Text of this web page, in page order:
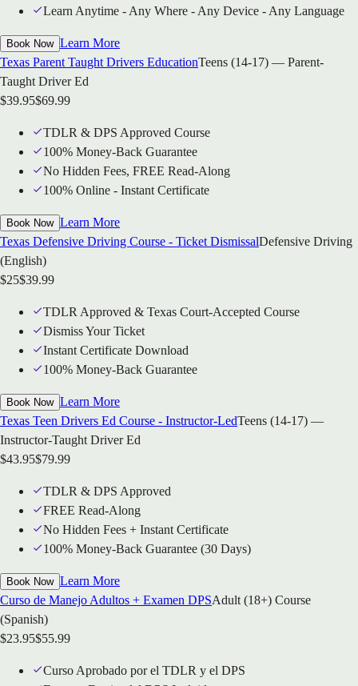
Learn Anytime - Any Where - Any Device - Any Language
Book Now Learn More
Texas Parent Taught Drivers EducationTeens (14-17) — Parent-
Taught Driver Ed
$39.95$69.99
TDLR & DPS Approved Course
100% Money-Back Guarantee
No Hidden Fees, FREE Read-Along
100% Online - Instant Certificate
Book Now Learn More
Texas Defensive Driving Course - Ticket DismissalDefensive Driving
(English)
$25$39.99
TDLR Approved & Texas Court-Accepted Course
Dismiss Your Ticket
Instant Certificate Download
100% Money-Back Guarantee
Book Now Learn More
Texas Teen Drivers Ed Course - Instructor-LedTeens (14-17) —
Instructor-Taught Driver Ed
$43.95$79.99
TDLR & DPS Approved
FREE Read-Along
No Hidden Fees + Instant Certificate
100% Money-Back Guarantee (30 Days)
Book Now Learn More
Curso de Manejo Adultos + Examen DPSAdult (18+) Course
(Spanish)
$23.95$55.99
Curso Aprobado por el TDLR y el DPS